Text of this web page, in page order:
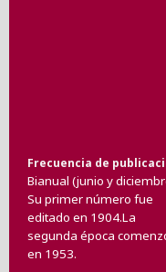
Frecuencia de
Bianual (junio y
Su primer número fue
editado en 1904.La
segunda época
en 1953.